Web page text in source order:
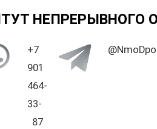
НЕПРЕРЫВНОГО
+7
901
464-
33-
87